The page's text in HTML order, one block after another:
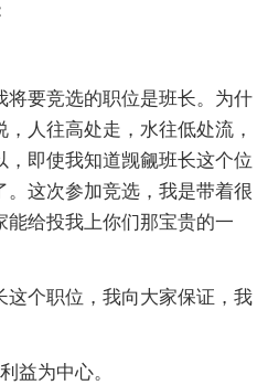
将要竞选的职位是班长。为什
人往高处走，水往低处流，
即使我知道觊觎班长这个位
这次参加竞选，我是带着很
能给投我上你们那宝贵的一
这个职位，我向大家保证，我
益为中心。